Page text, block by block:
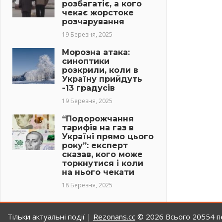
розбагатіє, а кого
чекає жорстоке
розчарування
19 Березня, 2025
Морозна атака:
синоптики
розкрили, коли в
Україну прийдуть
-13 градусів
19 Березня, 2025
“Подорожчання
тарифів на газ в
Україні прямо цього
року”: експерт
сказав, кого може
торкнутися і коли
на нього чекати
18 Березня, 2025
Тільки актуальні події | Rezonans.сс © 2026 Всього 20554